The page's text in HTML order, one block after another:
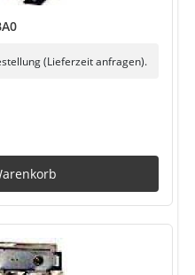
(Lieferzeit anfragen).